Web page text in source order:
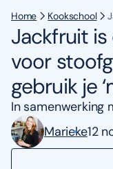
Home Kookschool
Jackfruit is
voor
gebruik je
In samenwerking
Marieke12